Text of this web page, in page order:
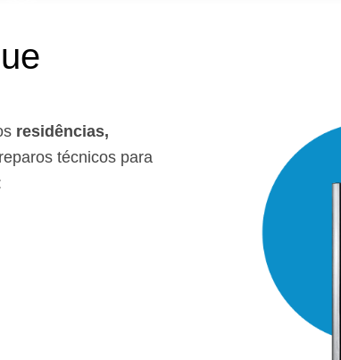
residências,
técnicos para